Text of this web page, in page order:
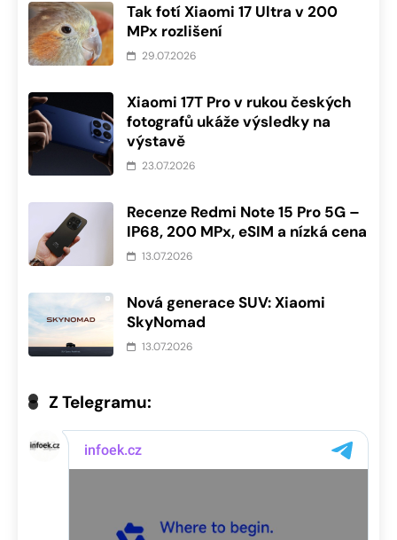
Tak fotí Xiaomi 17 Ultra v 200
MPx rozlišení
29.07.2026
Xiaomi 17T Pro v rukou českých
fotografů ukáže výsledky na
výstavě
23.07.2026
Recenze Redmi Note 15 Pro 5G –
IP68, 200 MPx, eSIM a nízká cena
13.07.2026
Nová generace SUV: Xiaomi
SkyNomad
13.07.2026
Z Telegramu: